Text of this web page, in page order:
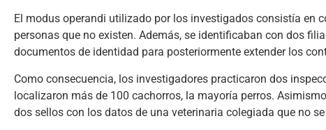
El modus operandi utilizado por los investigados consistía en
personas que no existen. Además, se identificaban con dos
documentos de identidad para posteriormente extender los
Como consecuencia, los investigadores practicaron dos
localizaron más de 100 cachorros, la mayoría perros.
dos sellos con los datos de una veterinaria colegiada que no